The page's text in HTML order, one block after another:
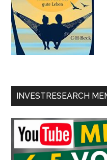
INVESTRESEARCH